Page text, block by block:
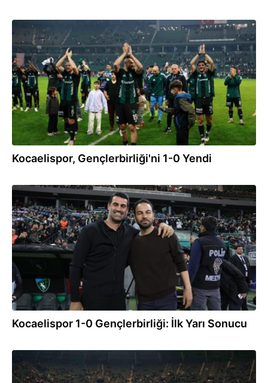
28.11.2025
Kocaelispor, Gençlerbirliği'ni 1-0 Yendi
28.11.2025
Kocaelispor 1-0 Gençlerbirliği: İlk Yarı Sonucu
28.11.2025